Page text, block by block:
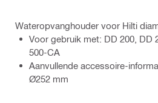
Wateropvanghouder voor Hilti
Voor gebruik met: DD 200, DD
500-CA
Aanvullende accessoire-
Ø252 mm